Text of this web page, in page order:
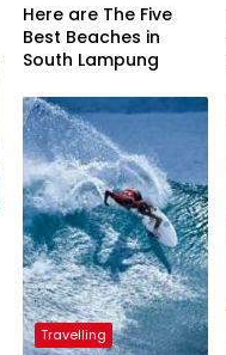
Here are The Five
Best Beaches in
South Lampung
Travelling